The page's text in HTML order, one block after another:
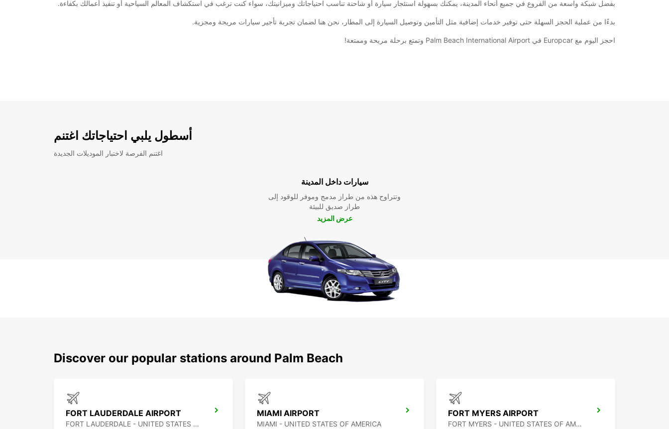
بفضل شبكة واسعة من الفروع في جميع أنحاء المدينة، يمكنك بسهولة استئجار سيارة أو شاحنة تناسب احتياجاتك وميزانيتك، سواء كنت ترغب في استكشاف المعالم السياحية أو تنفيذ أعمالك بكفاءة.
بدءًا من عملية الحجز السهلة حتى توفير خدمات إضافية مثل التأمين وتوصيل السيارة إلى المطار، نحن هنا لضمان تجربة تأجير سيارات مريحة ومجزية.
احجز اليوم مع Europcar في Palm Beach International Airport وتمتع برحلة مريحة وممتعة!
أسطول يلبي احتياجاتك اغتنم
اغتنم الفرصة لاختبار الموديلات الجديدة
سيارات داخل المدينة
وتتراوح هذه من طراز مدمج وموفر للوقود إلى
طراز صديق للبيئة
عرض المزيد
Discover our popular stations around Palm Beach
FORT LAUDERDALE AIRPORT
FORT LAUDERDALE - UNITED STATES OF AMERICA
MIAMI AIRPORT
MIAMI - UNITED STATES OF AMERICA
FORT MYERS AIRPORT
FORT MYERS - UNITED STATES OF AMERICA